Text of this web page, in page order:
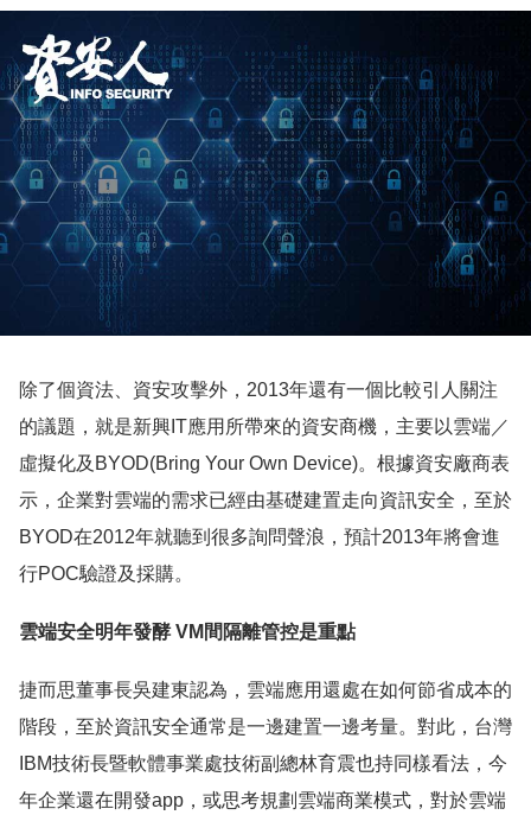
除了個資法、資安攻擊外，2013年還有一個比較引人關注
的議題，就是新興IT應用所帶來的資安商機，主要以雲端／
虛擬化及BYOD(Bring Your Own Device)。根據資安廠商表
示，企業對雲端的需求已經由基礎建置走向資訊安全，至於
BYOD在2012年就聽到很多詢問聲浪，預計2013年將會進
行POC驗證及採購。
雲端安全明年發酵 VM間隔離管控是重點
捷而思董事長吳建東認為，雲端應用還處在如何節省成本的
階段，至於資訊安全通常是一邊建置一邊考量。對此，台灣
IBM技術長暨軟體事業處技術副總林育震也持同樣看法，今
年企業還在開發app，或思考規劃雲端商業模式，對於雲端